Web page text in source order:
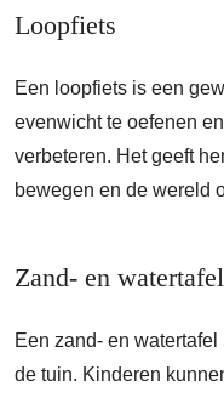
Loopfiets
Een loopfiets is een
evenwicht te oefenen
verbeteren. Het geeft
bewegen en de wereld
Zand- en watertafel
Een zand- en
de tuin. Kinderen